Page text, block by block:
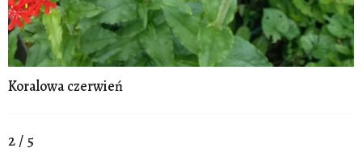
Koralowa czerwień
2 / 5